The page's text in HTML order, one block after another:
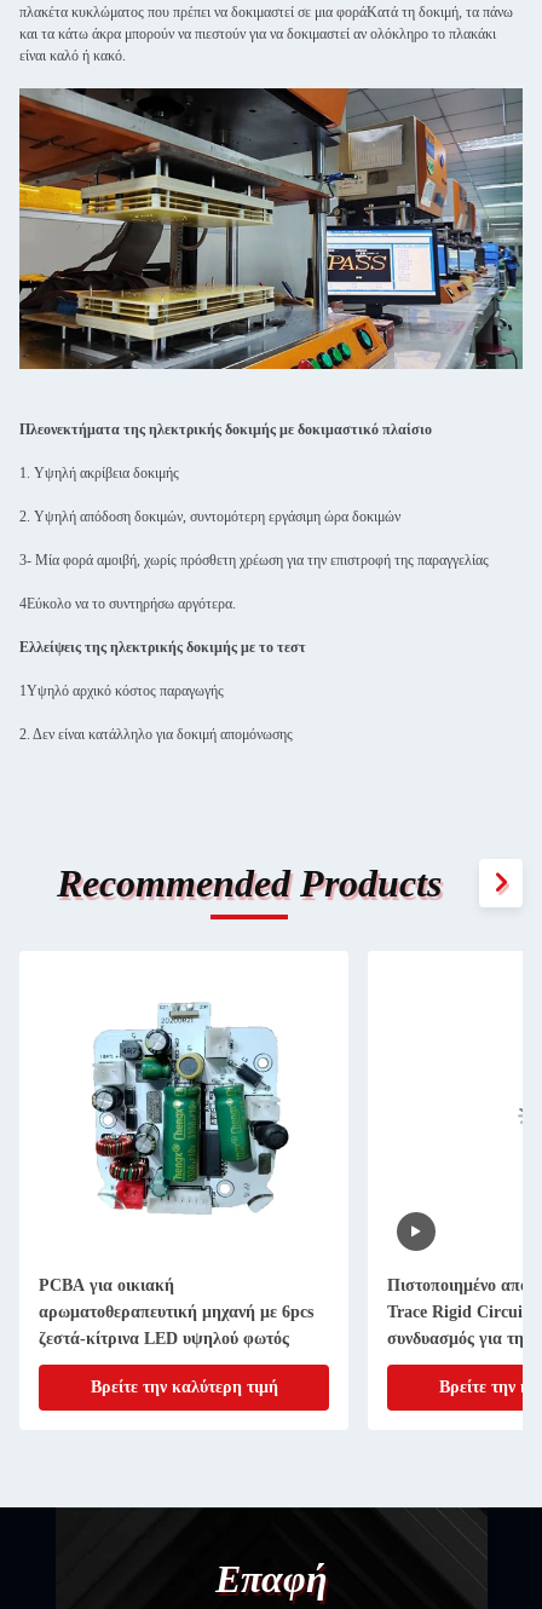
πλακέτα κυκλώματος που πρέπει να δοκιμαστεί σε μια φοράΚατά τη δοκιμή, τα πάνω
και τα κάτω άκρα μπορούν να πιεστούν για να δοκιμαστεί αν ολόκληρο το πλακάκι
είναι καλό ή κακό.
Πλεονεκτήματα της ηλεκτρικής δοκιμής με δοκιμαστικό πλαίσιο
1. Υψηλή ακρίβεια δοκιμής
2. Υψηλή απόδοση δοκιμών, συντομότερη εργάσιμη ώρα δοκιμών
3- Μία φορά αμοιβή, χωρίς πρόσθετη χρέωση για την επιστροφή της παραγγελίας
4Εύκολο να το συντηρήσω αργότερα.
Ελλείψεις της ηλεκτρικής δοκιμής με το τεστ
1Υψηλό αρχικό κόστος παραγωγής
2. Δεν είναι κατάλληλο για δοκιμή απομόνωσης
Recommended Products
PCBA για οικιακή
αρωματοθεραπευτική μηχανή με 6pcs
ζεστά-κίτρινα LED υψηλού φωτός
Βρείτε την καλύτερη τιμή
Πιστοποιημένο από
Trace Rigid Circuit
συνδυασμός για την
λεπτών PCB
Βρείτε την
Επαφή